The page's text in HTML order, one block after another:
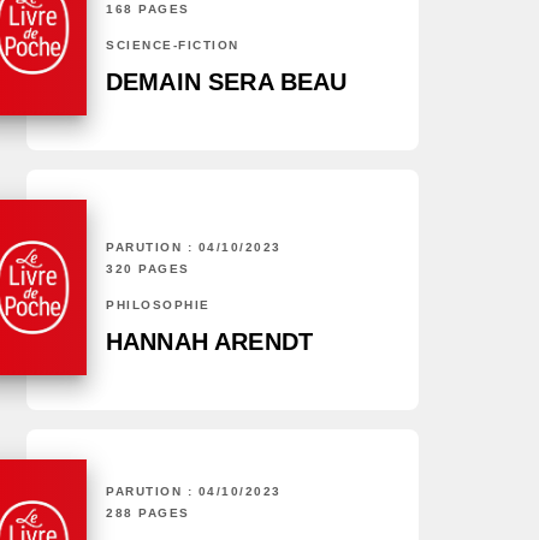
168 PAGES
SCIENCE-FICTION
DEMAIN SERA BEAU
PARUTION : 04/10/2023
320 PAGES
PHILOSOPHIE
HANNAH ARENDT
PARUTION : 04/10/2023
288 PAGES